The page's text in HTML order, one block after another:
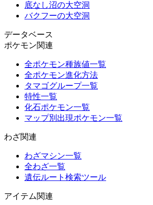
底なし沼の大空洞
バクフーの大空洞
データベース
ポケモン関連
全ポケモン種族値一覧
全ポケモン進化方法
タマゴグループ一覧
特性一覧
化石ポケモン一覧
マップ別出現ポケモン一覧
わざ関連
わざマシン一覧
全わざ一覧
遺伝ルート検索ツール
アイテム関連